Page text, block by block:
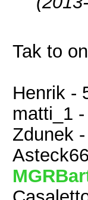
Tak to on
Henrik -
matti_1
Zdunek